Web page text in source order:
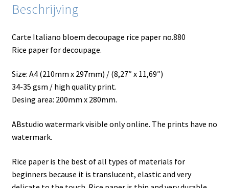
Beschrijving
Carte Italiano bloem decoupage rice paper no.880
Rice paper for decoupage.
Size: A4 (210mm x 297mm) / (8,27″ x 11,69″)
34-35 gsm / high quality print.
Desing area: 200mm x 280mm.
ABstudio watermark visible only online. The prints have no
watermark.
Rice paper is the best of all types of materials for
beginners because it is translucent, elastic and very